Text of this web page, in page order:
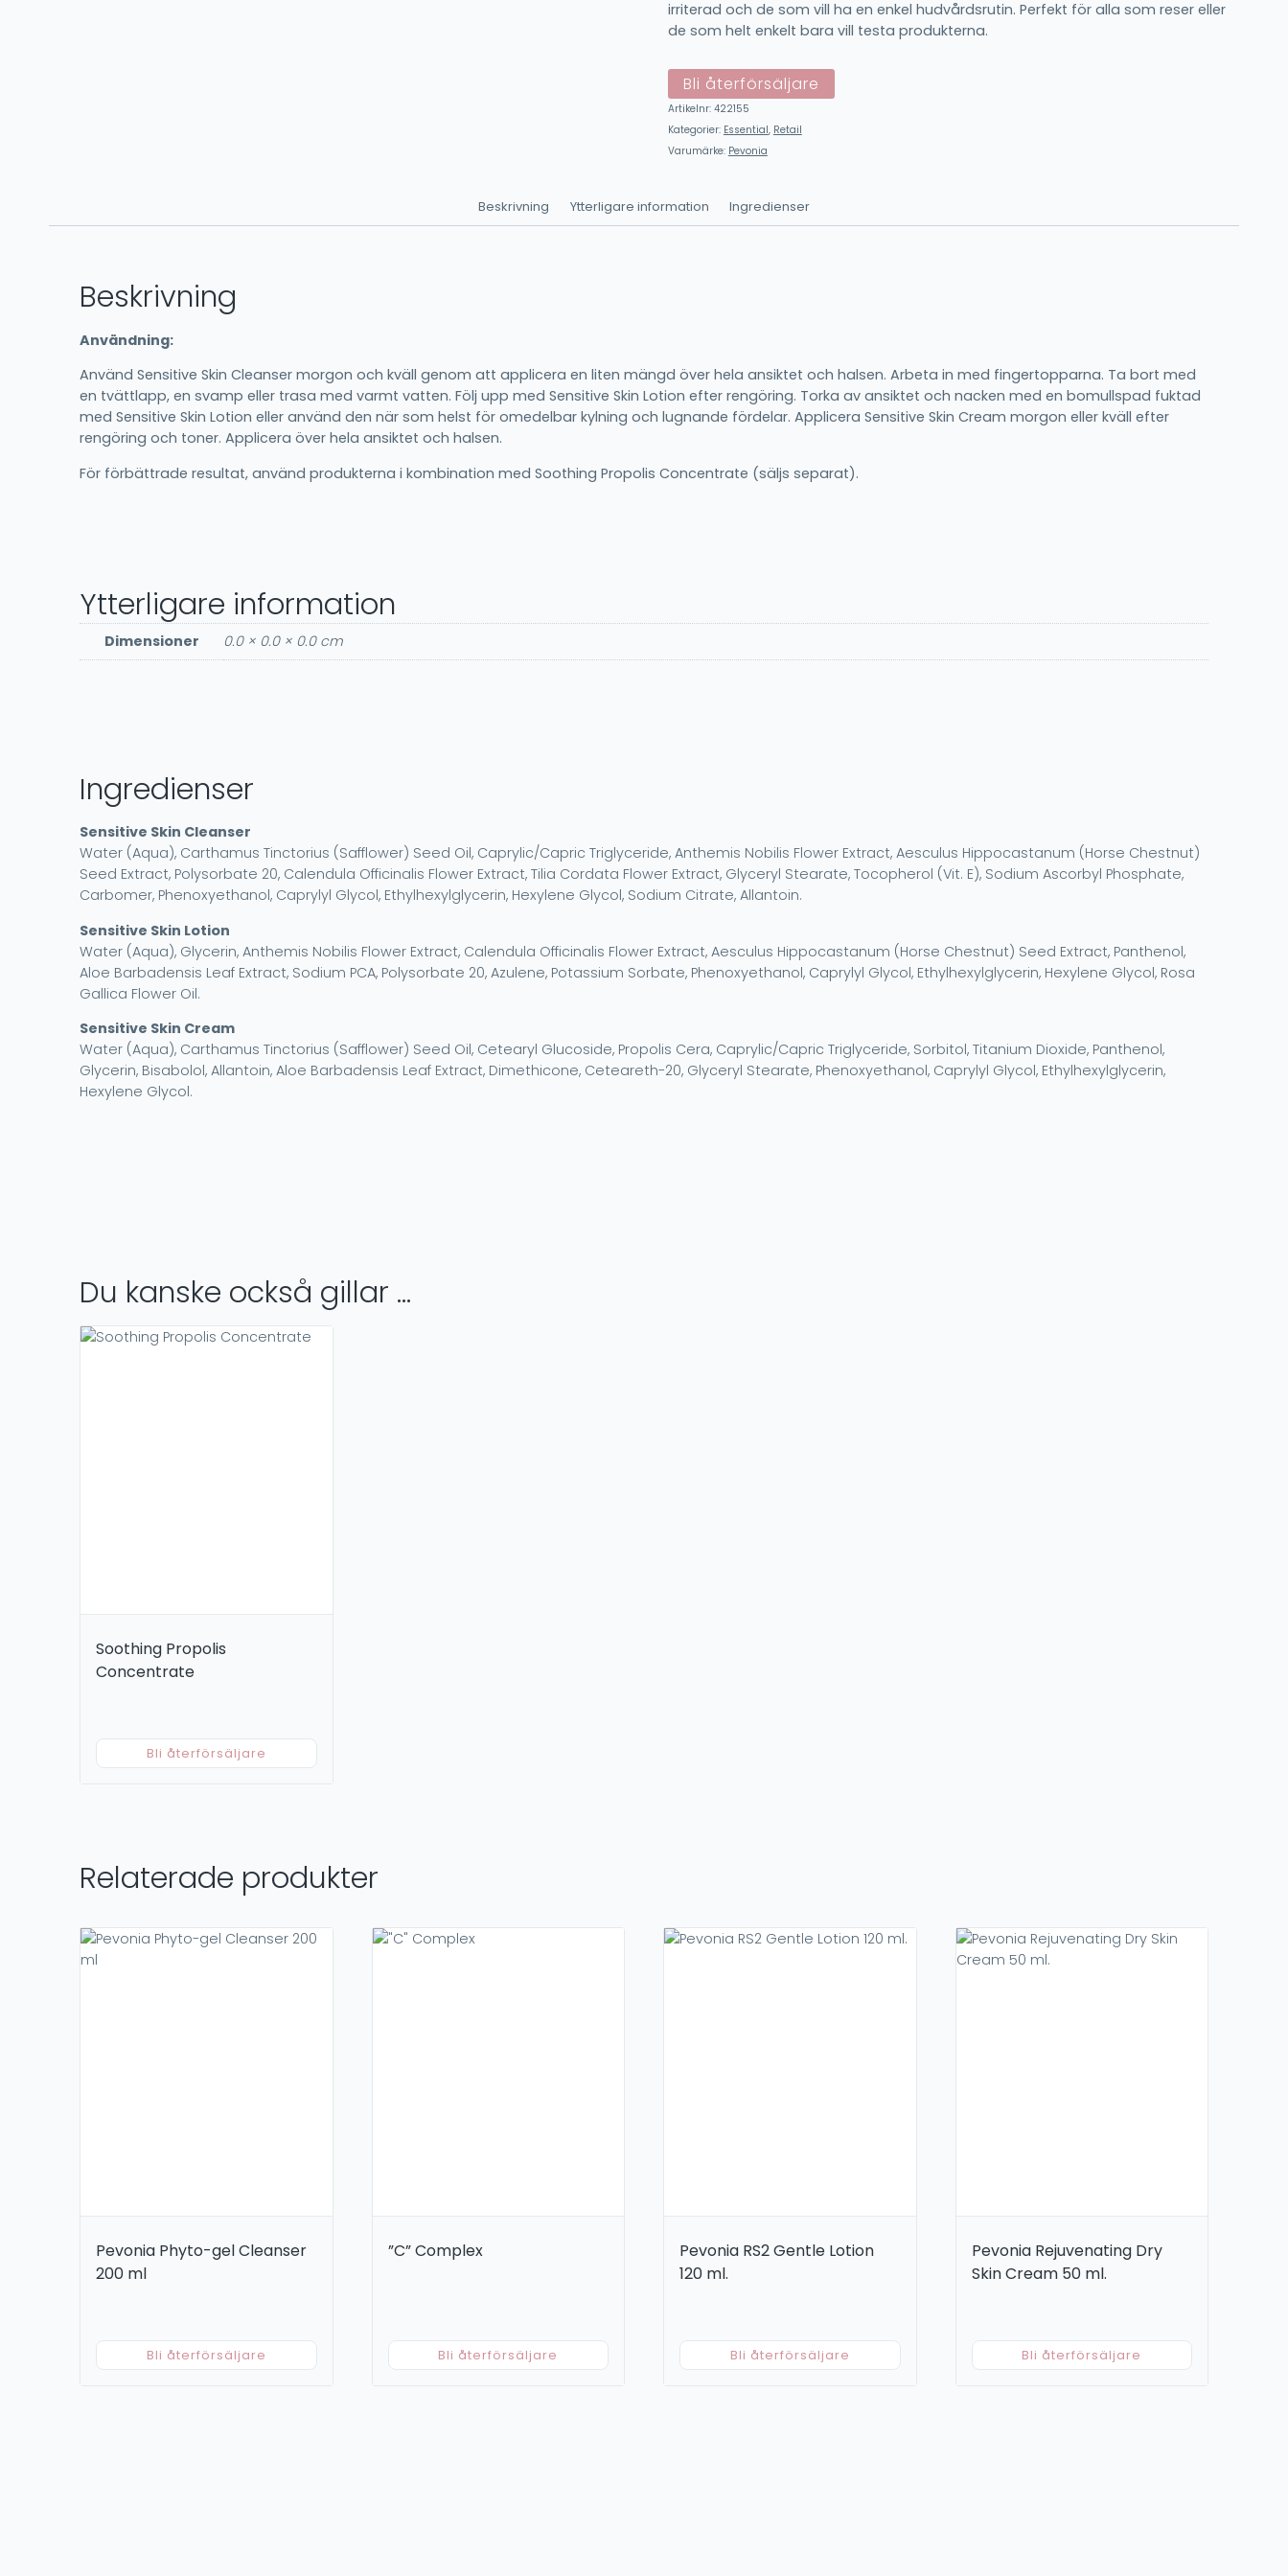
irriterad och de som vill ha en enkel hudvårdsrutin. Perfekt för alla som reser eller
de som helt enkelt bara vill testa produkterna.
Bli återförsäljare
Artikelnr: 422155
Kategorier: Essential, Retail
Varumärke: Pevonia
Beskrivning Ytterligare information Ingredienser
Beskrivning
Användning:
Använd Sensitive Skin Cleanser morgon och kväll genom att applicera en liten mängd över hela ansiktet och halsen. Arbeta in med fingertopparna. Ta bort med
en tvättlapp, en svamp eller trasa med varmt vatten. Följ upp med Sensitive Skin Lotion efter rengöring. Torka av ansiktet och nacken med en bomullspad fuktad
med Sensitive Skin Lotion eller använd den när som helst för omedelbar kylning och lugnande fördelar. Applicera Sensitive Skin Cream morgon eller kväll efter
rengöring och toner. Applicera över hela ansiktet och halsen.
För förbättrade resultat, använd produkterna i kombination med Soothing Propolis Concentrate (säljs separat).
Ytterligare information
Dimensioner 0.0 × 0.0 × 0.0 cm
Ingredienser
Sensitive Skin Cleanser
Water (Aqua), Carthamus Tinctorius (Safflower) Seed Oil, Caprylic/Capric Triglyceride, Anthemis Nobilis Flower Extract, Aesculus Hippocastanum (Horse Chestnut)
Seed Extract, Polysorbate 20, Calendula Officinalis Flower Extract, Tilia Cordata Flower Extract, Glyceryl Stearate, Tocopherol (Vit. E), Sodium Ascorbyl Phosphate,
Carbomer, Phenoxyethanol, Caprylyl Glycol, Ethylhexylglycerin, Hexylene Glycol, Sodium Citrate, Allantoin.
Sensitive Skin Lotion
Water (Aqua), Glycerin, Anthemis Nobilis Flower Extract, Calendula Officinalis Flower Extract, Aesculus Hippocastanum (Horse Chestnut) Seed Extract, Panthenol,
Aloe Barbadensis Leaf Extract, Sodium PCA, Polysorbate 20, Azulene, Potassium Sorbate, Phenoxyethanol, Caprylyl Glycol, Ethylhexylglycerin, Hexylene Glycol, Rosa
Gallica Flower Oil.
Sensitive Skin Cream
Water (Aqua), Carthamus Tinctorius (Safflower) Seed Oil, Cetearyl Glucoside, Propolis Cera, Caprylic/Capric Triglyceride, Sorbitol, Titanium Dioxide, Panthenol,
Glycerin, Bisabolol, Allantoin, Aloe Barbadensis Leaf Extract, Dimethicone, Ceteareth-20, Glyceryl Stearate, Phenoxyethanol, Caprylyl Glycol, Ethylhexylglycerin,
Hexylene Glycol.
Du kanske också gillar …
Soothing Propolis
Concentrate
Bli återförsäljare
Relaterade produkter
Pevonia Phyto-gel Cleanser
200 ml
Bli återförsäljare
”C” Complex
Bli återförsäljare
Pevonia RS2 Gentle Lotion
120 ml.
Bli återförsäljare
Pevonia Rejuvenating Dry
Skin Cream 50 ml.
Bli återförsäljare